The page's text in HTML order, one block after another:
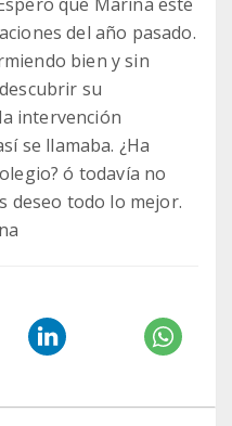
del año pasado.
bien y sin
su
intervención
se llamaba. ¿Ha
ó todavía no
deseo todo lo mejor.